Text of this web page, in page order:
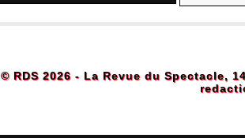
© RDS 2026 - La Revue du Spectacle,